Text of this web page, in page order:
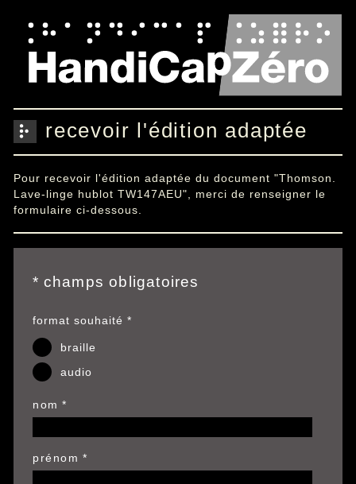
recevoir l'édition adaptée
Pour recevoir l'édition adaptée du document "Thomson.
Lave-linge hublot TW147AEU", merci de renseigner le
formulaire ci-dessous.
* champs obligatoires
format souhaité *
braille
audio
nom
prénom